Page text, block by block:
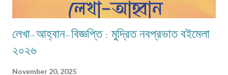
লেখা-আহ্বান-বিজ্ঞপ্তি : মুদ্রিত নবপ্রভাত বইমেলা
২০২৬
November 20, 2025